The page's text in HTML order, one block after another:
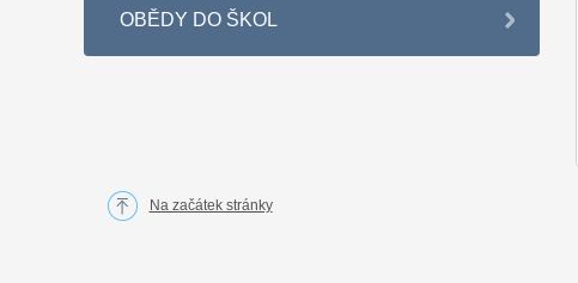
OBĚDY DO ŠKOL
Na začátek stránky